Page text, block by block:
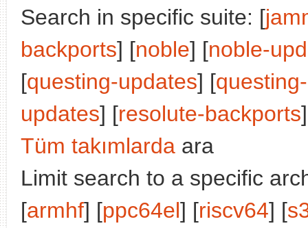
Search in specific suite: [
backports] [noble] [noble-
[questing-updates] [
updates] [resolute-backports
Tüm takımlarda ara
Limit search to a specific
[armhf] [ppc64el] [riscv64] [